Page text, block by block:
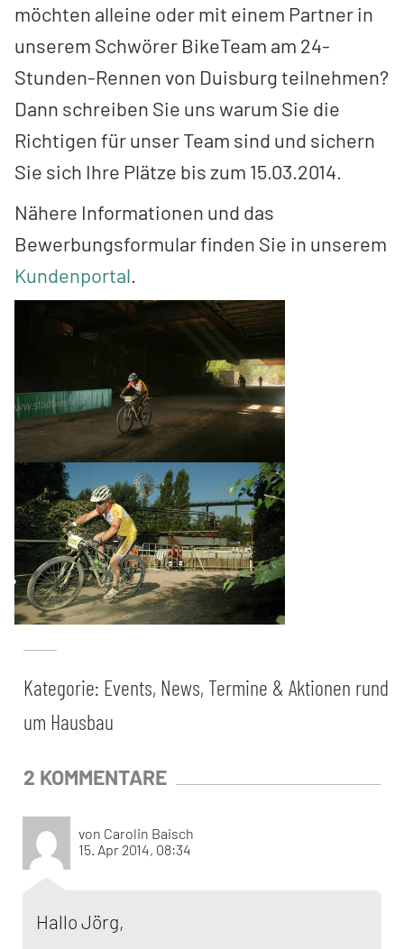
möchten alleine oder mit einem Partner in
unserem Schwörer BikeTeam am 24-
Stunden-Rennen von Duisburg teilnehmen?
Dann schreiben Sie uns warum Sie die
Richtigen für unser Team sind und sichern
Sie sich Ihre Plätze bis zum 15.03.2014.
Nähere Informationen und das
Bewerbungsformular finden Sie in unserem
Kundenportal
Kategorie: Events, News, Termine & Aktionen rund
um Hausbau
2 KOMMENTARE
von Carolin Baisch
15. Apr 2014, 08:34
Hallo Jörg,